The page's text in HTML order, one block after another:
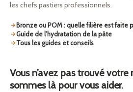
les chefs pastiers professionnels.
Bronze ou POM : quelle filière est faite
Guide de l’hydratation de la pâte
Tous les guides et conseils
Vous n’avez pas trouvé votre
sommes là pour vous aider.